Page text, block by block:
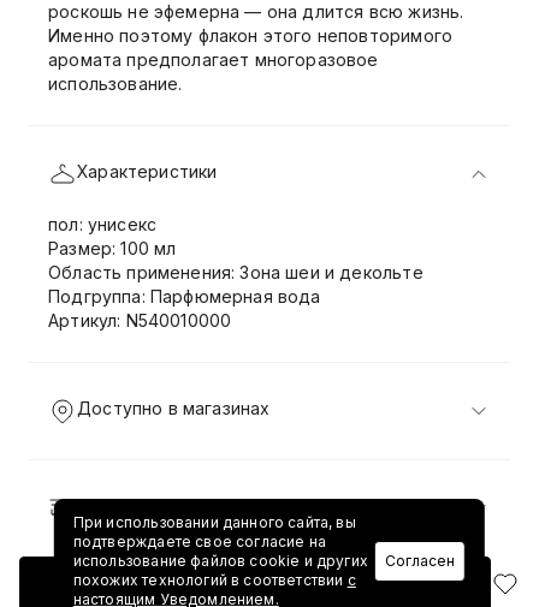
Добавить в корзину
роскошь не эфемерна — она длится всю жизнь.
Именно поэтому флакон этого неповторимого
аромата предполагает многоразовое
использование.
Характеристики
пол: унисекс
Размер: 100 мл
Область применения: Зона шеи и декольте
Подгруппа: Парфюмерная вода
Артикул: N540010000
Доступно в магазинах
Доставка и возврат
При использовании данного сайта, вы
подтверждаете свое согласие на
использование файлов cookie и других
похожих технологий в соответствии с
настоящим Уведомлением.
Согласен